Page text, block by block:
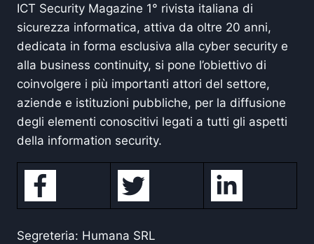
ICT Security Magazine 1° rivista italiana di
sicurezza informatica, attiva da oltre 20 anni,
dedicata in forma esclusiva alla cyber security e
alla business continuity, si pone l’obiettivo di
coinvolgere i più importanti attori del settore,
aziende e istituzioni pubbliche, per la diffusione
degli elementi conoscitivi legati a tutti gli aspetti
della information security.
Segreteria: Humana SRL